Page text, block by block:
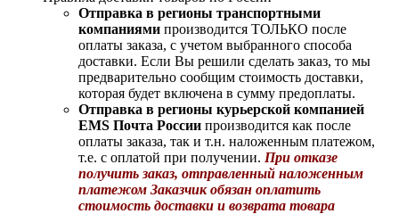
Отправка в регионы транспортными
компаниями производится ТОЛЬКО после
оплаты заказа, с учетом выбранного способа
доставки. Если Вы решили сделать заказ, то мы
предварительно сообщим стоимость доставки,
которая будет включена в сумму предоплаты.
Отправка в регионы курьерской компанией
EMS Почта России производится как после
оплаты заказа, так и т.н. наложенным платежом,
т.е. с оплатой при получении. При отказе
получить заказ, отправленный наложенным
платежом Заказчик обязан оплатить
стоимость доставки и возврата товара